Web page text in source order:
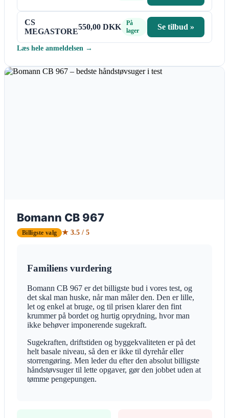
CS
MEGASTORE
550,00 DKK
På
lager
Se tilbud »
Læs hele anmeldelsen →
Bomann CB 967
Billigste valg ★ 3.5 / 5
Familiens vurdering
Bomann CB 967 er det billigste bud i vores test, og
det skal man huske, når man måler den. Den er lille,
let og enkel at bruge, og til prisen klarer den fint
krummer på bordet og hurtig oprydning, hvor man
ikke behøver imponerende sugekraft.
Sugekraften, driftstiden og byggekvaliteten er på det
helt basale niveau, så den er ikke til dyrehår eller
storrengøring. Men leder du efter den absolut billigste
håndstøvsuger til lette opgaver, gør den jobbet uden at
tømme pengepungen.